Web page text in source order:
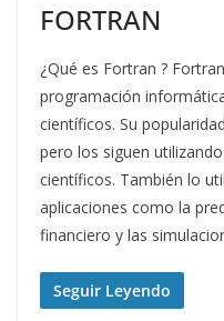
FORTRAN
¿Qué es Fortran ?
programación
científicos. Su
pero los siguen
científicos. También lo
aplicaciones como la
financiero y las
Seguir Leyendo